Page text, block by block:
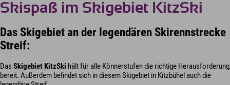
Skispaß im Skigebiet KitzSki
Das Skigebiet an der legendären Skirennstrecke
Streif:
Das Skigebiet KitzSki hält für alle Könnerstufen die richtige Herausforderung
bereit. Außerdem befindet sich in diesem Skigebiet in Kitzbühel auch die